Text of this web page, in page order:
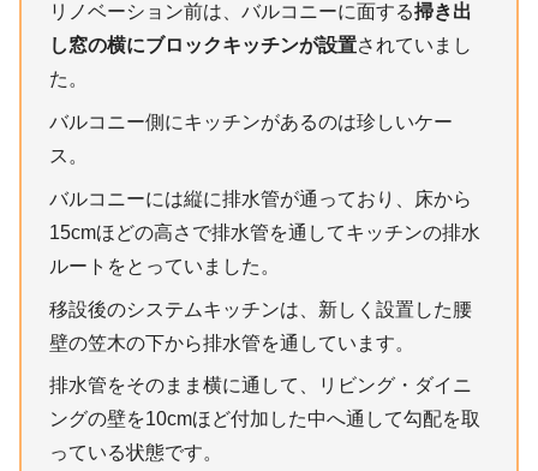
リノベーション前は、バルコニーに面する掃き出
し窓の横にブロックキッチンが設置されていまし
た。
バルコニー側にキッチンがあるのは珍しいケー
ス。
バルコニーには縦に排水管が通っており、床から
15cmほどの高さで排水管を通してキッチンの排水
ルートをとっていました。
移設後のシステムキッチンは、新しく設置した腰
壁の笠木の下から排水管を通しています。
排水管をそのまま横に通して、リビング・ダイニ
ングの壁を10cmほど付加した中へ通して勾配を取
っている状態です。